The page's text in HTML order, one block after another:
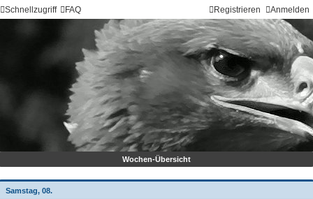
Schnellzugriff FAQ Anmelden
Registrieren
Wochen-Übersicht
Samstag, 08.